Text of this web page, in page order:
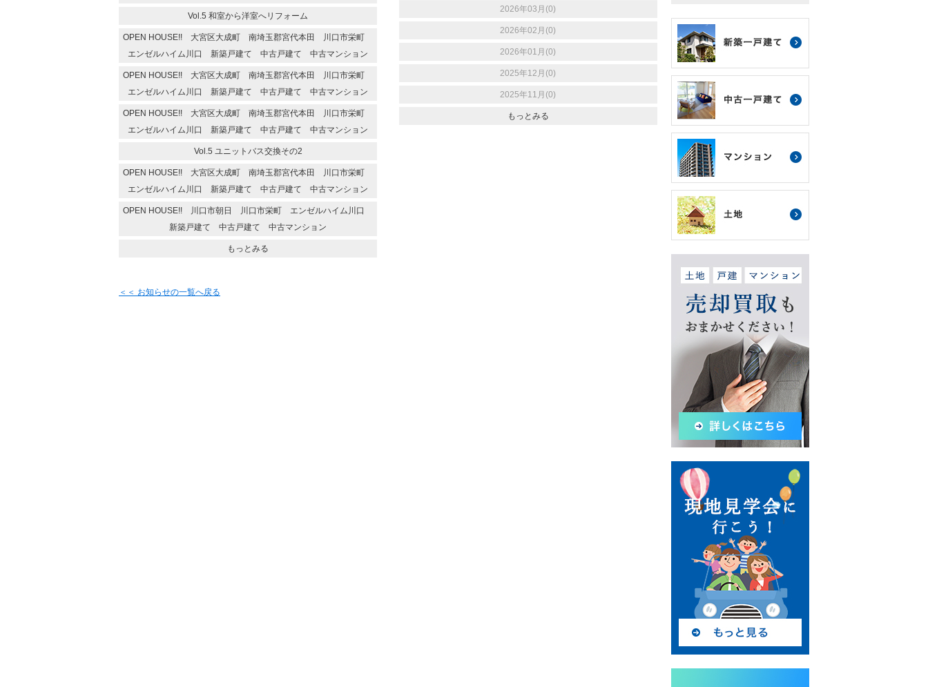
Vol.5 和室から洋室へリフォーム
OPEN HOUSE!! 大宮区大成町 南埼玉郡宮代本田 川口市栄町
エンゼルハイム川口 新築戸建て 中古戸建て 中古マンション
OPEN HOUSE!! 大宮区大成町 南埼玉郡宮代本田 川口市栄町
エンゼルハイム川口 新築戸建て 中古戸建て 中古マンション
OPEN HOUSE!! 大宮区大成町 南埼玉郡宮代本田 川口市栄町
エンゼルハイム川口 新築戸建て 中古戸建て 中古マンション
Vol.5 ユニットバス交換その2
OPEN HOUSE!! 大宮区大成町 南埼玉郡宮代本田 川口市栄町
エンゼルハイム川口 新築戸建て 中古戸建て 中古マンション
OPEN HOUSE!! 川口市朝日 川口市栄町 エンゼルハイム川口
新築戸建て 中古戸建て 中古マンション
もっとみる
2026年03月(0)
2026年02月(0)
2026年01月(0)
2025年12月(0)
2025年11月(0)
もっとみる
＜＜ お知らせの一覧へ戻る